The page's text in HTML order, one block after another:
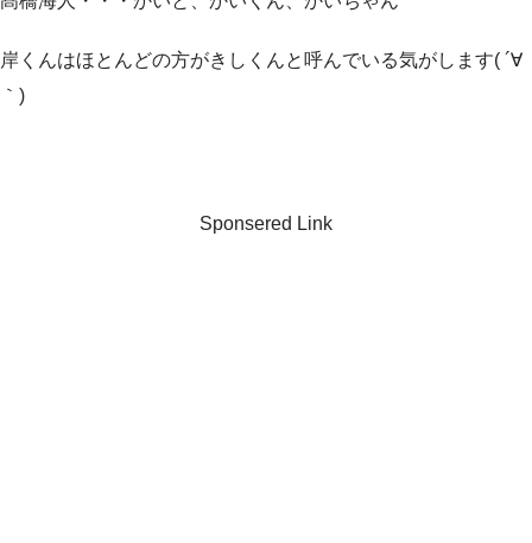
岸くんはほとんどの方がきしくんと呼んでいる気がします( ´∀
｀)
Sponsered Link